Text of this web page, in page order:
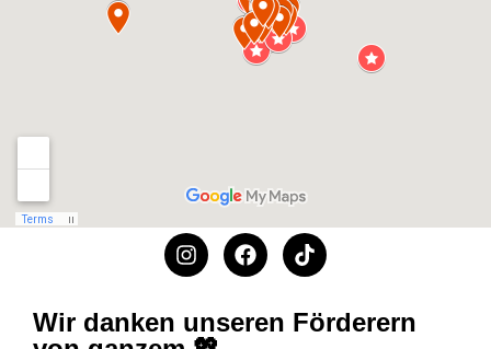
Wir danken unseren Förderern